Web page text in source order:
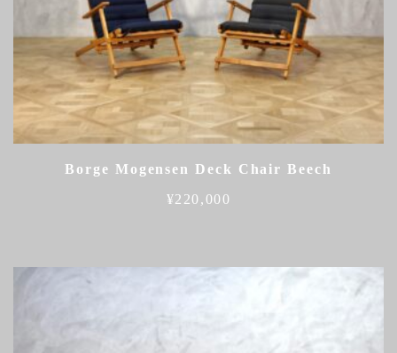
Borge Mogensen Deck Chair Beech
¥220,000